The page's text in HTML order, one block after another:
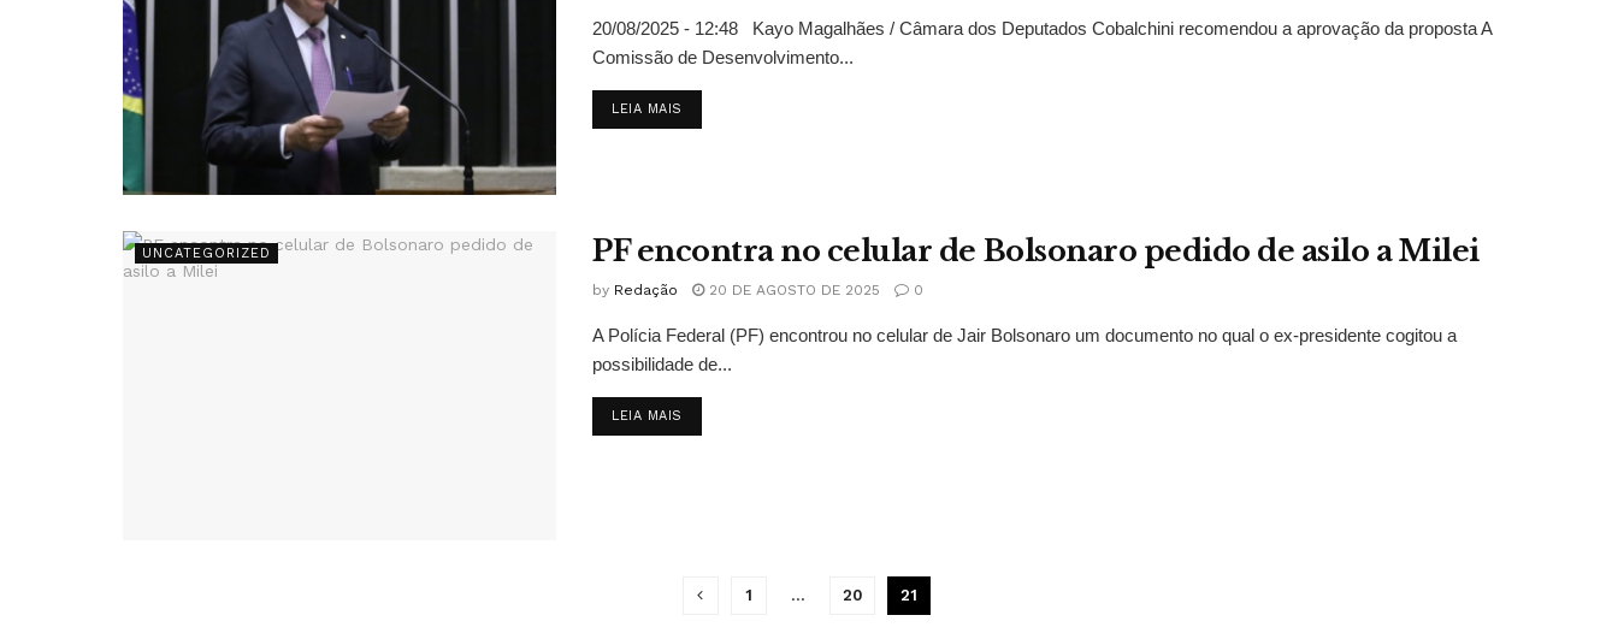
20/08/2025 - 12:48 Kayo Magalhães / Câmara dos Deputados Cobalchini recomendou a aprovação da proposta A
Comissão de Desenvolvimento...
LEIA MAIS
UNCATEGORIZED PF encontra no celular de Bolsonaro pedido de asilo a Milei
by Redação 20 DE AGOSTO DE 2025 0
A Polícia Federal (PF) encontrou no celular de Jair Bolsonaro um documento no qual o ex-presidente cogitou a
possibilidade de...
LEIA MAIS
1 … 20 21